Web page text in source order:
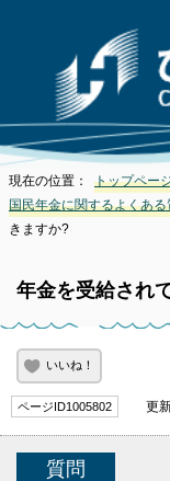
現在の位置： トップペー
国民年金に関するよくある
きますか?
年金を受給され
いいね！
ページID1005802 更新
質問